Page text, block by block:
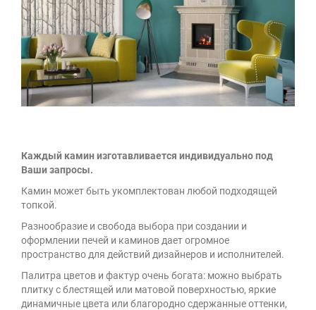
Каждый камин изготавливается индивидуально под
Ваши запросы.
Камин может быть укомплектован любой подходящей
топкой.
Разнообразие и свобода выбора при создании и
оформлении печей и каминов дает огромное
пространство для действий дизайнеров и исполнителей.
Палитра цветов и фактур очень богата: можно выбрать
плитку с блестящей или матовой поверхностью, яркие
динамичные цвета или благородно сдержанные оттенки,